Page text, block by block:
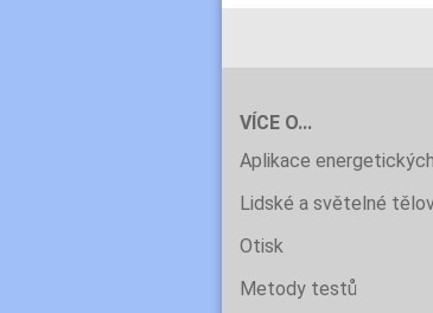
VÍCE O...
Aplikace
Lidské a světelné
Otisk
Metody testů